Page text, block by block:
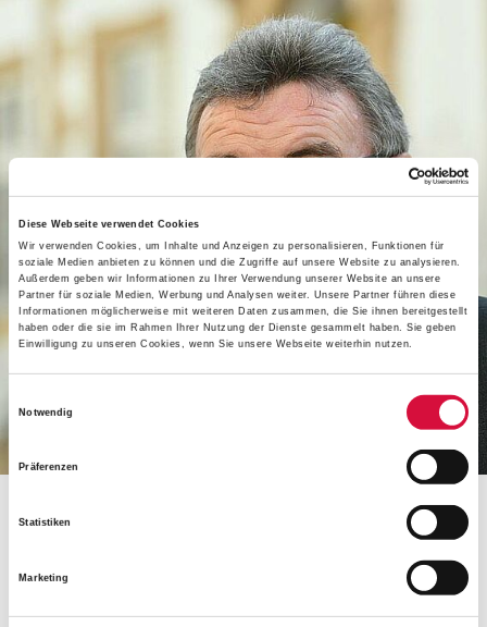
Diese Webseite verwendet Cookies
Wir verwenden Cookies, um Inhalte und Anzeigen zu personalisieren, Funktionen für
soziale Medien anbieten zu können und die Zugriffe auf unsere Website zu analysieren.
Außerdem geben wir Informationen zu Ihrer Verwendung unserer Website an unsere
Partner für soziale Medien, Werbung und Analysen weiter. Unsere Partner führen diese
Informationen möglicherweise mit weiteren Daten zusammen, die Sie ihnen bereitgestellt
haben oder die sie im Rahmen Ihrer Nutzung der Dienste gesammelt haben. Sie geben
Einwilligung zu unseren Cookies, wenn Sie unsere Webseite weiterhin nutzen.
Notwendig
Präferenzen
Statistiken
Marketing
Institutionen und Menschen untereinander ist schon
immer und gerade heute eine sehr wichtige Grundlage